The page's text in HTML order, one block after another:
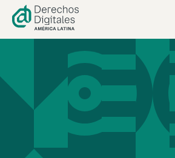
contenido